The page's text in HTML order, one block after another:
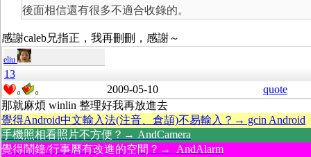
後面相信還有很多不適合收錄的。
感謝caleb兄指正，我再刪刪，感謝～
eliu
13
0 0 2009-05-10
quote
那就麻煩 winlin 整理好我再放進去
覺得Android中文輸入法(注音、倉頡)不易輸入？→ gcin Android
手機照相看照片不方便？→ AndCamera
覺得鬧鐘/行事曆有改進的空間？→ AndAlarm